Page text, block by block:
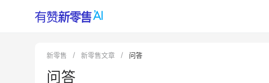
新零售 新零售文章 问答
问答